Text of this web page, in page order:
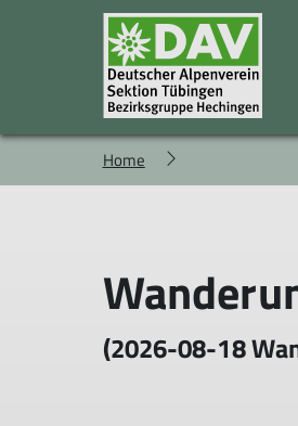
Geschäftstelle
Familiengruppe
Home
(2026-08-18